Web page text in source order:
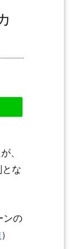
、
な
ンの
）